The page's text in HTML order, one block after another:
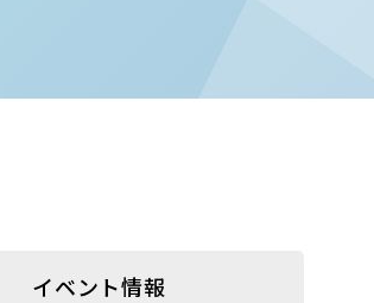
イベント情報